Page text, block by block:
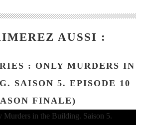
AUSSI :
: ONLY MURDERS IN
SAISON 5. EPISODE 10
FINALE)